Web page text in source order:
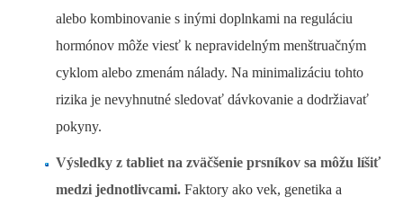
alebo kombinovanie s inými doplnkami na reguláciu
hormónov môže viesť k nepravidelným menštruačným
cyklom alebo zmenám nálady. Na minimalizáciu tohto
rizika je nevyhnutné sledovať dávkovanie a dodržiavať
pokyny.
Výsledky z tabliet na zväčšenie prsníkov sa môžu líšiť
medzi jednotlivcami. Faktory ako vek, genetika a